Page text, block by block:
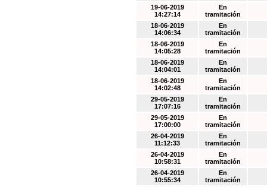
19-06-2019
14:27:14
En
tramitación
18-06-2019
14:06:34
En
tramitación
18-06-2019
14:05:28
En
tramitación
18-06-2019
14:04:01
En
tramitación
18-06-2019
14:02:48
En
tramitación
29-05-2019
17:07:16
En
tramitación
29-05-2019
17:00:00
En
tramitación
26-04-2019
11:12:33
En
tramitación
26-04-2019
10:58:31
En
tramitación
26-04-2019
10:55:34
En
tramitación